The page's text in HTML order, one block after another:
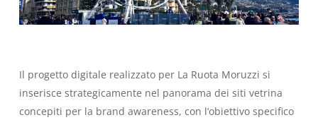
Il progetto digitale realizzato per La Ruota Moruzzi si
inserisce strategicamente nel panorama dei siti vetrina
concepiti per la brand awareness, con l’obiettivo specifico